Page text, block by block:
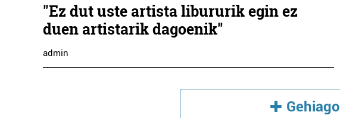
"Ez dut uste artista libururik egin ez
duen artistarik dagoenik"
admin
Gehiago